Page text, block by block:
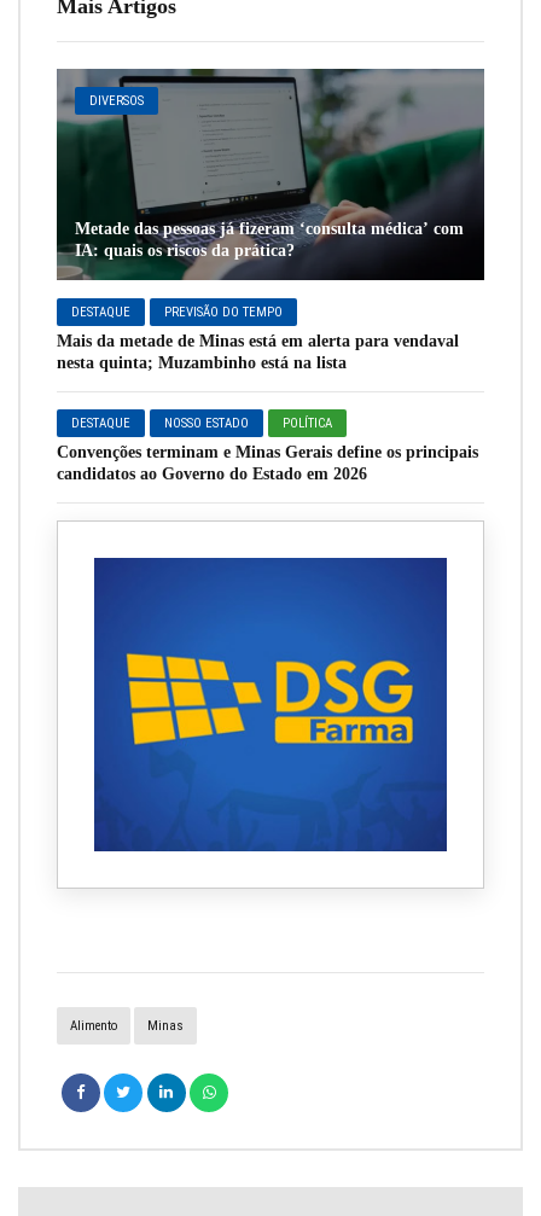
Mais Artigos
DIVERSOS
Metade das pessoas já fizeram ‘consulta médica’ com
IA: quais os riscos da prática?
DESTAQUE PREVISÃO DO TEMPO
Mais da metade de Minas está em alerta para vendaval
nesta quinta; Muzambinho está na lista
DESTAQUE NOSSO ESTADO POLÍTICA
Convenções terminam e Minas Gerais define os principais
candidatos ao Governo do Estado em 2026
Alimento Minas